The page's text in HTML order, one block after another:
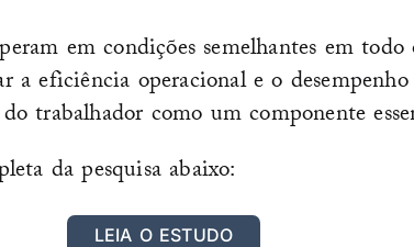
em condições semelhantes em
a eficiência operacional e o
trabalhador como um componente
da pesquisa abaixo:
LEIA O ESTUDO